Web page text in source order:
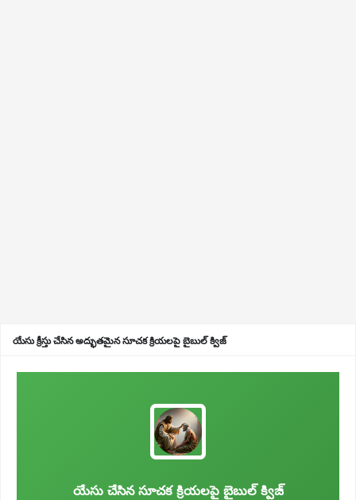
యేసు క్రీస్తు చేసిన అద్భుతమైన సూచక క్రియలపై బైబుల్ క్విజ్
యేసు చేసిన సూచక క్రియలపై బైబుల్ క్విజ్